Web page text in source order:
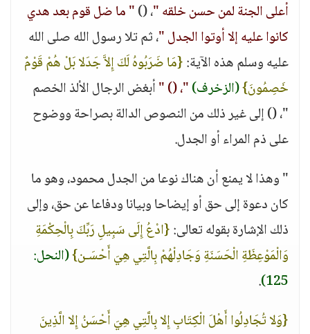
أعلى الجنة لمن حسن خلقه "، ()" ما ضل قوم بعد هدي
كانوا عليه إلا أوتوا الجدل "، ثم تلا رسول الله صلى الله
عليه وسلم هذه الآية:{مَا ضَرَبُوهُ لَكَ إِلاَّ جَدَلا بَلْ هُمْ قَوْمٌ
خَصِمُونَ}(الزخرف)"، () "أبغض الرجال الألذ الخصم
"، () إلى غير ذلك من النصوص الدالة بصراحة ووضوح
على ذم المراء أو الجدل.
" وهذا لا يمنع أن هناك نوعا من الجدل محمود، وهو ما
كان دعوة إلى حق أو إيضاحا وبيانا ودفاعا عن حق، وإلى
ذلك الإشارة بقوله تعالى:{ادْعُ إِلَى سَبِيلِ رَبِّكَ بِالْحِكْمَةِ
وَالْمَوْعِظَةِ الْحَسَنَةِ وَجَادِلْهُمْ بِالَّتِي هِيَ أَحْسَـن}(النحل:
125)
.
{وَلا تُجَادِلُوا أَهْلَ الْكِتَابِ إِلا بِالَّتِي هِيَ أَحْسَنُ إِلا الَّذِينَ